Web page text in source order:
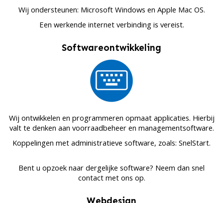
Wij ondersteunen: Microsoft Windows en Apple Mac OS.
Een werkende internet verbinding is vereist.
Softwareontwikkeling
Wij ontwikkelen en programmeren opmaat applicaties. Hierbij
valt te denken aan voorraadbeheer en managementsoftware.
Koppelingen met administratieve software, zoals: SnelStart.
Bent u opzoek naar dergelijke software? Neem dan snel
contact met ons op.